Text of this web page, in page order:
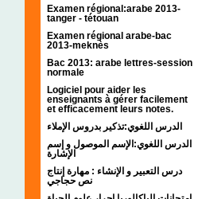
Examen régional:arabe 2013-
tanger - tétouan
Examen régional arabe-bac
2013-meknès
Bac 2013: arabe lettres-session
normale
Logiciel pour aider les
enseignants à gérer facilement
et efficacement leurs notes.
الدرس اللغوي:تذكير بدروس الإملاء
الدرس اللغوي:الإسم الموصول و إسم
الإشارة
درس التعبير و الإنشاء : مهارة إنتاج
نص حجاجي